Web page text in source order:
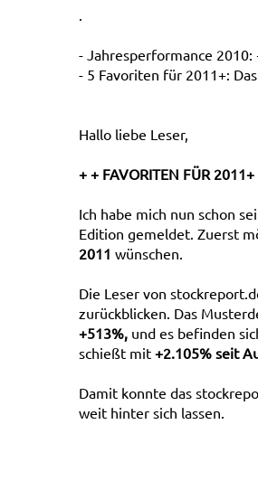
.
- Jahresperformance
- 5 Favoriten für 2011+:
Hallo liebe Leser,
+ + FAVORITEN FÜR
Ich habe mich nun schon
Edition gemeldet. Zuerst
2011 wünschen.
Die Leser von
zurückblicken. Das
+513%, und es befinden
schießt mit +2.105% seit
Damit konnte das
weit hinter sich lassen.